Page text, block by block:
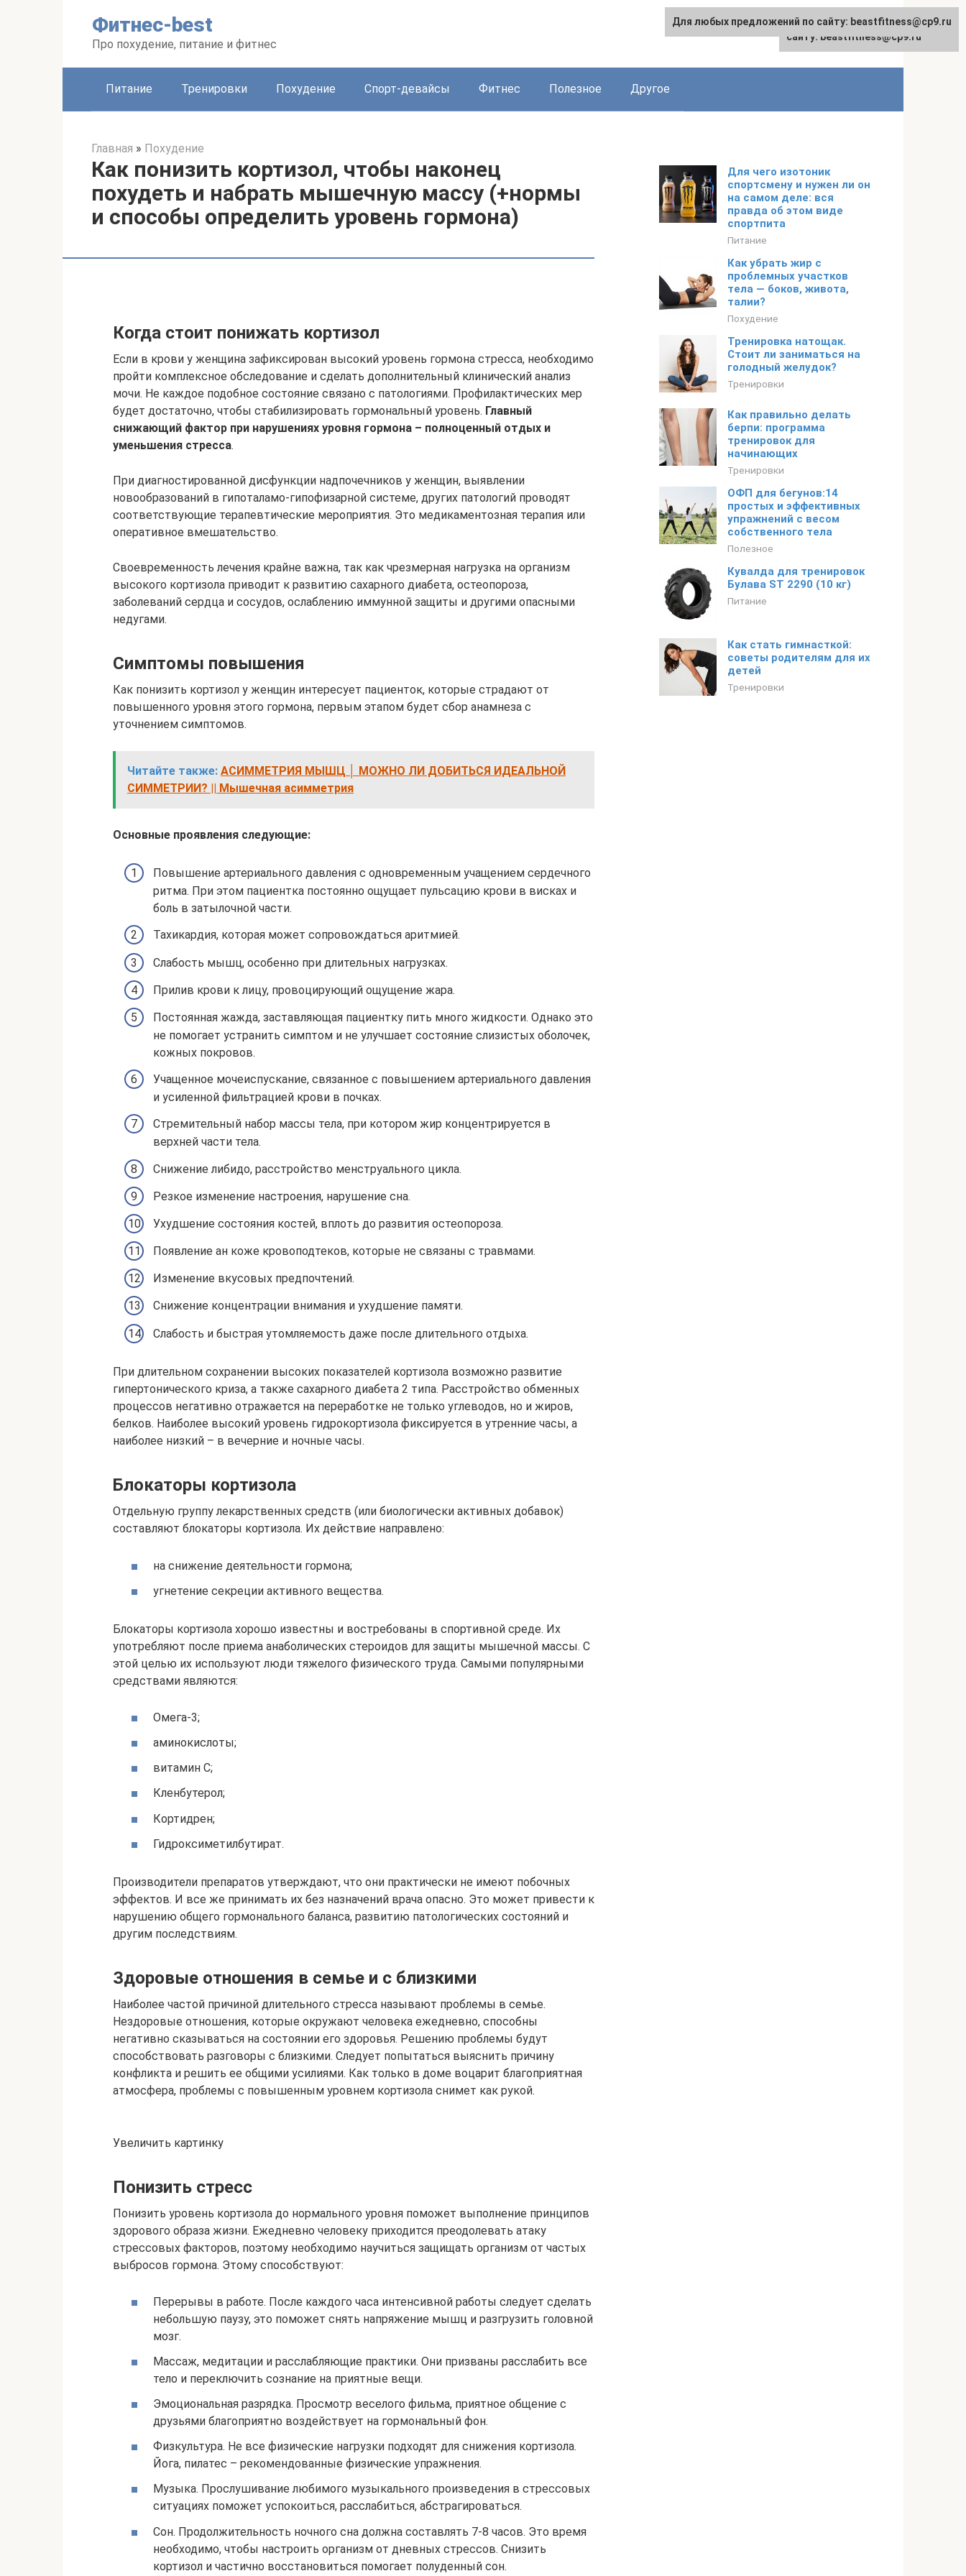
Фитнес-best
Про похудение, питание и фитнес
Питание Тренировки Похудение Спорт-девайсы Фитнес Полезное Другое
Главная » Похудение
Как понизить кортизол, чтобы наконец
похудеть и набрать мышечную массу (+нормы
и способы определить уровень гормона)
Когда стоит понижать кортизол
Если в крови у женщина зафиксирован высокий уровень гормона стресса, необходимо
пройти комплексное обследование и сделать дополнительный клинический анализ
мочи. Не каждое подобное состояние связано с патологиями. Профилактических мер
будет достаточно, чтобы стабилизировать гормональный уровень. Главный
снижающий фактор при нарушениях уровня гормона – полноценный отдых и
уменьшения стресса.
При диагностированной дисфункции надпочечников у женщин, выявлении
новообразований в гипоталамо-гипофизарной системе, других патологий проводят
соответствующие терапевтические мероприятия. Это медикаментозная терапия или
оперативное вмешательство.
Своевременность лечения крайне важна, так как чрезмерная нагрузка на организм
высокого кортизола приводит к развитию сахарного диабета, остеопороза,
заболеваний сердца и сосудов, ослаблению иммунной защиты и другими опасными
недугами.
Симптомы повышения
Как понизить кортизол у женщин интересует пациенток, которые страдают от
повышенного уровня этого гормона, первым этапом будет сбор анамнеза с
уточнением симптомов.
Читайте также: АСИММЕТРИЯ МЫШЦ │ МОЖНО ЛИ ДОБИТЬСЯ ИДЕАЛЬНОЙ
СИММЕТРИИ? || Мышечная асимметрия
Основные проявления следующие:
Повышение артериального давления с одновременным учащением сердечного
ритма. При этом пациентка постоянно ощущает пульсацию крови в висках и
боль в затылочной части.
Тахикардия, которая может сопровождаться аритмией.
Слабость мышц, особенно при длительных нагрузках.
Прилив крови к лицу, провоцирующий ощущение жара.
Постоянная жажда, заставляющая пациентку пить много жидкости. Однако это
не помогает устранить симптом и не улучшает состояние слизистых оболочек,
кожных покровов.
Учащенное мочеиспускание, связанное с повышением артериального давления
и усиленной фильтрацией крови в почках.
Стремительный набор массы тела, при котором жир концентрируется в
верхней части тела.
Снижение либидо, расстройство менструального цикла.
Резкое изменение настроения, нарушение сна.
Ухудшение состояния костей, вплоть до развития остеопороза.
Появление ан коже кровоподтеков, которые не связаны с травмами.
Изменение вкусовых предпочтений.
Снижение концентрации внимания и ухудшение памяти.
Слабость и быстрая утомляемость даже после длительного отдыха.
При длительном сохранении высоких показателей кортизола возможно развитие
гипертонического криза, а также сахарного диабета 2 типа. Расстройство обменных
процессов негативно отражается на переработке не только углеводов, но и жиров,
белков. Наиболее высокий уровень гидрокортизола фиксируется в утренние часы, а
наиболее низкий – в вечерние и ночные часы.
Блокаторы кортизола
Отдельную группу лекарственных средств (или биологически активных добавок)
составляют блокаторы кортизола. Их действие направлено:
на снижение деятельности гормона;
угнетение секреции активного вещества.
Блокаторы кортизола хорошо известны и востребованы в спортивной среде. Их
употребляют после приема анаболических стероидов для защиты мышечной массы. С
этой целью их используют люди тяжелого физического труда. Самыми популярными
средствами являются:
Омега-3;
аминокислоты;
витамин С;
Кленбутерол;
Кортидрен;
Гидроксиметилбутират.
Производители препаратов утверждают, что они практически не имеют побочных
эффектов. И все же принимать их без назначений врача опасно. Это может привести к
нарушению общего гормонального баланса, развитию патологических состояний и
другим последствиям.
Здоровые отношения в семье и с близкими
Наиболее частой причиной длительного стресса называют проблемы в семье.
Нездоровые отношения, которые окружают человека ежедневно, способны
негативно сказываться на состоянии его здоровья. Решению проблемы будут
способствовать разговоры с близкими. Следует попытаться выяснить причину
конфликта и решить ее общими усилиями. Как только в доме воцарит благоприятная
атмосфера, проблемы с повышенным уровнем кортизола снимет как рукой.
Увеличить картинку
Понизить стресс
Понизить уровень кортизола до нормального уровня поможет выполнение принципов
здорового образа жизни. Ежедневно человеку приходится преодолевать атаку
стрессовых факторов, поэтому необходимо научиться защищать организм от частых
выбросов гормона. Этому способствуют:
Перерывы в работе. После каждого часа интенсивной работы следует сделать
небольшую паузу, это поможет снять напряжение мышц и разгрузить головной
мозг.
Массаж, медитации и расслабляющие практики. Они призваны расслабить все
тело и переключить сознание на приятные вещи.
Эмоциональная разрядка. Просмотр веселого фильма, приятное общение с
друзьями благоприятно воздействует на гормональный фон.
Физкультура. Не все физические нагрузки подходят для снижения кортизола.
Йога, пилатес – рекомендованные физические упражнения.
Музыка. Прослушивание любимого музыкального произведения в стрессовых
ситуациях поможет успокоиться, расслабиться, абстрагироваться.
Сон. Продолжительность ночного сна должна составлять 7-8 часов. Это время
необходимо, чтобы настроить организм от дневных стрессов. Снизить
кортизол и частично восстановиться помогает полуденный сон.
Для чего изотоник
спортсмену и нужен ли он
на самом деле: вся
правда об этом виде
спортпита
Питание
Как убрать жир с
проблемных участков
тела — боков, живота,
талии?
Похудение
Тренировка натощак.
Стоит ли заниматься на
голодный желудок?
Тренировки
Как правильно делать
берпи: программа
тренировок для
начинающих
Тренировки
ОФП для бегунов:14
простых и эффективных
упражнений с весом
собственного тела
Полезное
Кувалда для тренировок
Булава ST 2290 (10 кг)
Питание
Как стать гимнасткой:
советы родителям для их
детей
Тренировки
Для любых предложений по
сайту: beastfitness@cp9.ru
Для любых предложений по сайту: beastfitness@cp9.ru